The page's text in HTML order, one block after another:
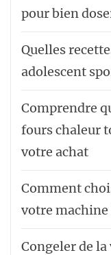
pour bien
Quelles
adolescent
Comprendre
fours chaleur
votre achat
Comment
votre machine
Congeler de